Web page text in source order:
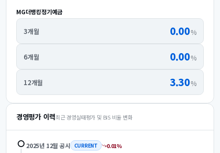
MG더뱅킹정기예금
3개월 0.00%
6개월 0.00%
12개월 3.30%
경영평가 이력최근 경영실태평가 및 BIS 비율 변화
2025년 12월 공시 CURRENT 0.01%